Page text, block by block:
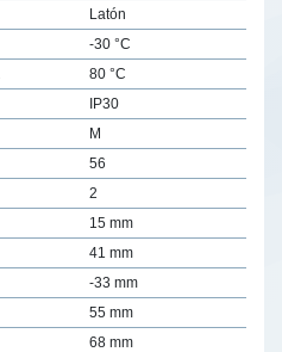
Latón
-30 °C
80 °C
IP30
M
56
2
15 mm
41 mm
-33 mm
55 mm
68 mm